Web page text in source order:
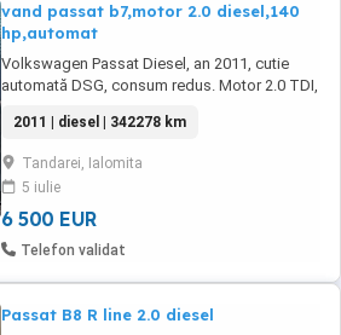
vand passat b7,motor 2.0 diesel,140
hp,automat
Volkswagen Passat Diesel, an 2011, cutie
automată DSG, consum redus. Motor 2.0 TDI,
față Kilometraj: 342278km reali Auto hold
Padele pe volan Climatizare automată pe
două zone Geamuri electrice față Volan
multifuncțional îmbrăcat în piele Senzori
parcare ...
2011 | diesel | 342278 km
Tandarei, Ialomita
5 iulie
6 500 EUR
Telefon validat
Passat B8 R line 2.0 diesel